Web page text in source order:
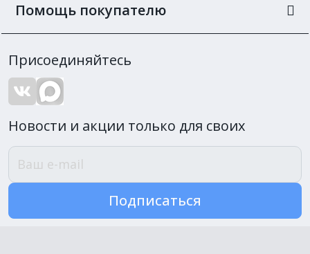
Помощь покупателю
Присоединяйтесь
Новости и акции только для своих
Подписаться